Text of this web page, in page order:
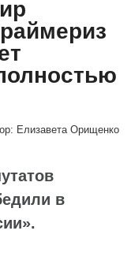
Елизавета Орищенко
в